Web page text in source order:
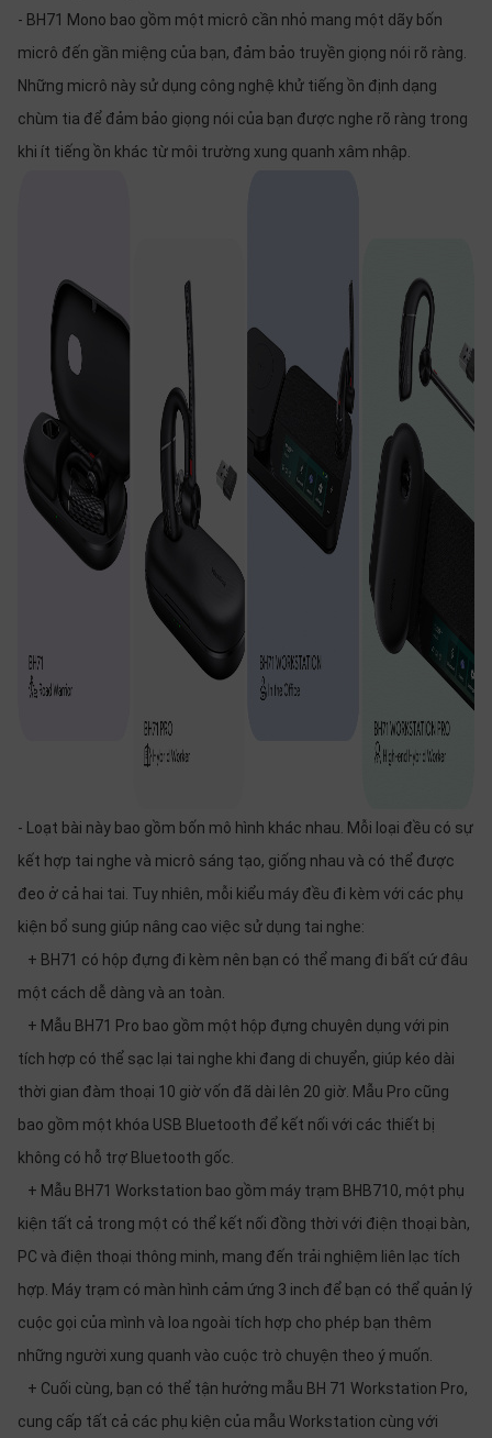
- BH71 Mono bao gồm một micrô cần nhỏ mang một dãy bốn
micrô đến gần miệng của bạn, đảm bảo truyền giọng nói rõ ràng.
Những micrô này sử dụng công nghệ khử tiếng ồn định dạng
chùm tia để đảm bảo giọng nói của bạn được nghe rõ ràng trong
khi ít tiếng ồn khác từ môi trường xung quanh xâm nhập.
- Loạt bài này bao gồm bốn mô hình khác nhau. Mỗi loại đều có sự
kết hợp tai nghe và micrô sáng tạo, giống nhau và có thể được
đeo ở cả hai tai. Tuy nhiên, mỗi kiểu máy đều đi kèm với các phụ
kiện bổ sung giúp nâng cao việc sử dụng tai nghe:
+ BH71 có hộp đựng đi kèm nên bạn có thể mang đi bất cứ đâu
một cách dễ dàng và an toàn.
+ Mẫu BH71 Pro bao gồm một hộp đựng chuyên dụng với pin
tích hợp có thể sạc lại tai nghe khi đang di chuyển, giúp kéo dài
thời gian đàm thoại 10 giờ vốn đã dài lên 20 giờ. Mẫu Pro cũng
bao gồm một khóa USB Bluetooth để kết nối với các thiết bị
không có hỗ trợ Bluetooth gốc.
+ Mẫu BH71 Workstation bao gồm máy trạm BHB710, một phụ
kiện tất cả trong một có thể kết nối đồng thời với điện thoại bàn,
PC và điện thoại thông minh, mang đến trải nghiệm liên lạc tích
hợp. Máy trạm có màn hình cảm ứng 3 inch để bạn có thể quản lý
cuộc gọi của mình và loa ngoài tích hợp cho phép bạn thêm
những người xung quanh vào cuộc trò chuyện theo ý muốn.
+ Cuối cùng, bạn có thể tận hưởng mẫu BH 71 Workstation Pro,
cung cấp tất cả các phụ kiện của mẫu Workstation cùng với